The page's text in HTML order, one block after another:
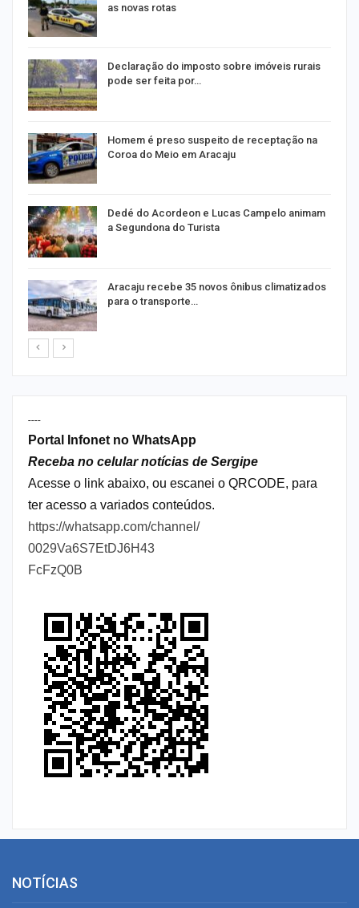
as novas rotas
Declaração do imposto sobre imóveis rurais
pode ser feita por…
Homem é preso suspeito de receptação na
Coroa do Meio em Aracaju
Dedé do Acordeon e Lucas Campelo animam
a Segundona do Turista
Aracaju recebe 35 novos ônibus climatizados
para o transporte…
----
Portal Infonet no WhatsApp
Receba no celular notícias de Sergipe
Acesse o link abaixo, ou escanei o QRCODE, para
ter acesso a variados conteúdos.
https://whatsapp.com/channel/
0029Va6S7EtDJ6H43
FcFzQ0B
NOTÍCIAS